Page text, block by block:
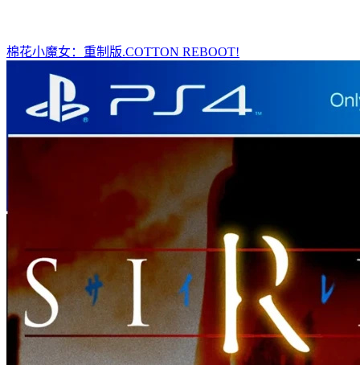
棉花小魔女：重制版.COTTON REBOOT!